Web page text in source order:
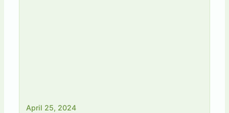
April 25, 2024